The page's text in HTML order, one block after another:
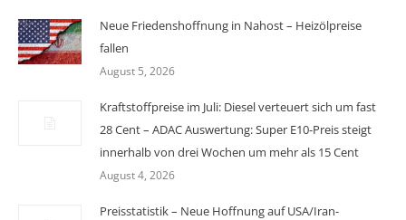
Neue Friedenshoffnung in Nahost – Heizölpreise
fallen
August 5, 2026
Kraftstoffpreise im Juli: Diesel verteuert sich um fast
28 Cent – ADAC Auswertung: Super E10-Preis steigt
innerhalb von drei Wochen um mehr als 15 Cent
August 4, 2026
Preisstatistik – Neue Hoffnung auf USA/Iran-